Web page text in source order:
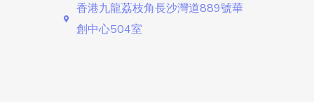
香港九龍荔枝角長沙灣道889號華
創中心504室